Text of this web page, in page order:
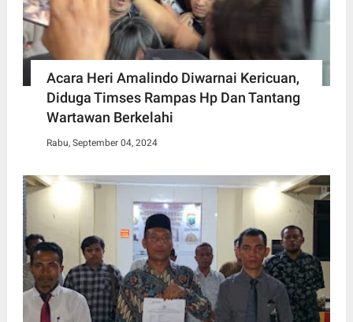
Acara Heri Amalindo Diwarnai Kericuan,
Diduga Timses Rampas Hp Dan Tantang
Wartawan Berkelahi
Rabu, September 04, 2024